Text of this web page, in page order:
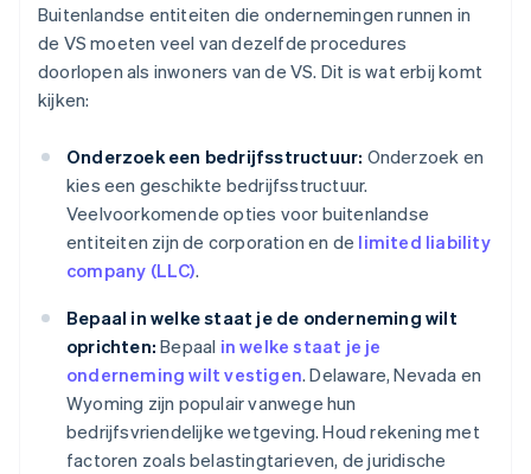
Buitenlandse entiteiten die ondernemingen runnen in
de VS moeten veel van dezelfde procedures
doorlopen als inwoners van de VS. Dit is wat erbij komt
kijken:
Onderzoek een bedrijfsstructuur: Onderzoek en
kies een geschikte bedrijfsstructuur.
Veelvoorkomende opties voor buitenlandse
entiteiten zijn de corporation en de limited liability
company (LLC).
Bepaal in welke staat je de onderneming wilt
oprichten: Bepaal in welke staat je je
onderneming wilt vestigen. Delaware, Nevada en
Wyoming zijn populair vanwege hun
bedrijfsvriendelijke wetgeving. Houd rekening met
factoren zoals belastingtarieven, de juridische